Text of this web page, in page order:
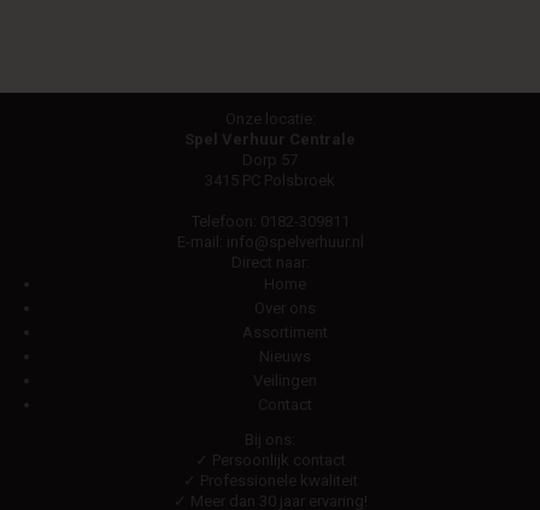
Onze locatie:
Spel Verhuur Centrale
Dorp 57
3415 PC Polsbroek
Telefoon: 0182-309811
E-mail: info@spelverhuur.nl
Direct naar:
Home
Over ons
Assortiment
Nieuws
Veilingen
Contact
Bij ons:
✓ Persoonlijk contact
✓ Professionele kwaliteit
✓ Meer dan 30 jaar ervaring!